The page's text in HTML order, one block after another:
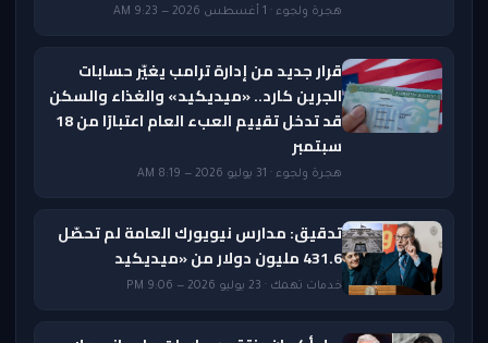
هجرة ولجوء · 1 أغسطس 2026 — 9:23 AM
قرار جديد من إدارة ترامب يغيّر حسابات
الجرين كارد.. «ميديكيد» والغذاء والسكن
قد تدخل تقييم العبء العام اعتبارًا من 18
سبتمبر
هجرة ولجوء · 31 يوليو 2026 — 8:19 AM
تدقيق: مدارس نيويورك العامة لم تحصّل
431.6 مليون دولار من «ميديكيد
خدمات تهمك · 23 يوليو 2026 — 9:06 PM